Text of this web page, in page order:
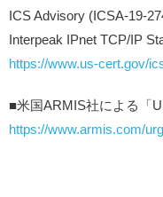
ICS Advisory (ICSA-19-
Interpeak IPnet TCP/IP
https://www.us-cert.gov/
■米国ARMIS社による「
https://www.armis.com/